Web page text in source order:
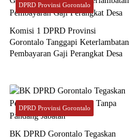
DPRD Provinsi Gorontalo
Komisi 1 DPRD Provinsi
Gorontalo Tanggapi Keterlambatan
Pembayaran Gaji Perangkat Desa
DPRD Provinsi Gorontalo
BK DPRD Gorontalo Tegaskan